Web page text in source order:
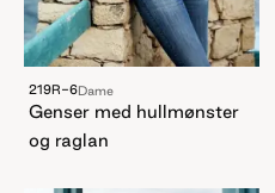
219R-6Dame
Genser med hullmønster
og raglan